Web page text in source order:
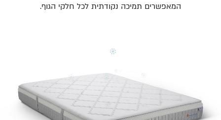
המאפשרים תמיכה נקודתית לכל חלקי הגוף.